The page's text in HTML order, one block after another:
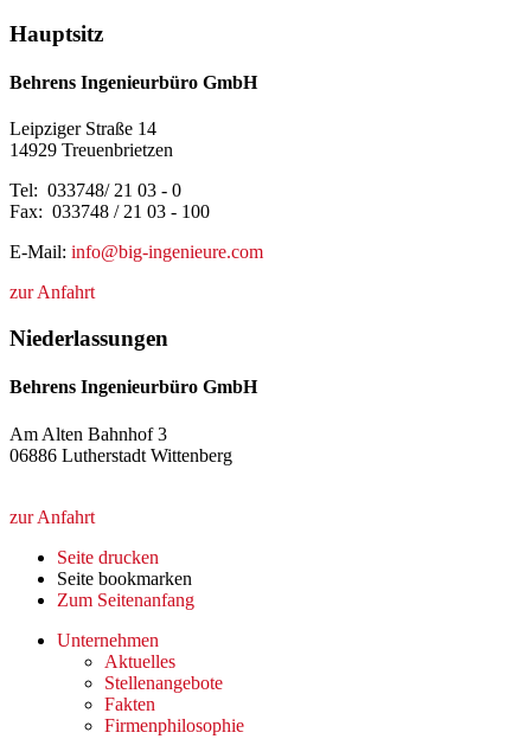
Hauptsitz
Behrens Ingenieurbüro GmbH
Leipziger Straße 14
14929 Treuenbrietzen
Tel: 033748/ 21 03 - 0
Fax: 033748 / 21 03 - 100
E-Mail: info@big-ingenieure.com
zur Anfahrt
Niederlassungen
Behrens Ingenieurbüro GmbH
Am Alten Bahnhof 3
06886 Lutherstadt Wittenberg
zur Anfahrt
Seite drucken
Seite bookmarken
Zum Seitenanfang
Unternehmen
Aktuelles
Stellenangebote
Fakten
Firmenphilosophie